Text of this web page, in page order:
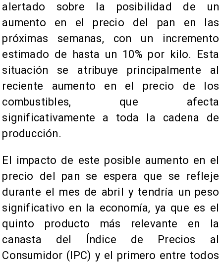
alertado sobre la posibilidad de un
aumento en el precio del pan en las
próximas semanas, con un incremento
estimado de hasta un 10% por kilo. Esta
situación se atribuye principalmente al
reciente aumento en el precio de los
combustibles, que afecta
significativamente a toda la cadena de
producción.
El impacto de este posible aumento en el
precio del pan se espera que se refleje
durante el mes de abril y tendría un peso
significativo en la economía, ya que es el
quinto producto más relevante en la
canasta del Índice de Precios al
Consumidor (IPC) y el primero entre todos